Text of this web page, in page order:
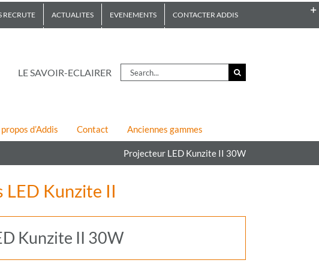
RECRUTE ACTUALITES EVENEMENTS CONTACTER ADDIS
LE SAVOIR-ECLAIRER
Search
for:
d’Addis Contact Anciennes gammes
Projecteur LED Kunzite II 30W
LED Kunzite II
Kunzite II 30W